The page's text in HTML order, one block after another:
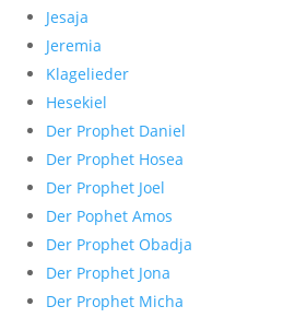
Jesaja
Jeremia
Klagelieder
Hesekiel
Der Prophet Daniel
Der Prophet Hosea
Der Prophet Joel
Der Pophet Amos
Der Prophet Obadja
Der Prophet Jona
Der Prophet Micha